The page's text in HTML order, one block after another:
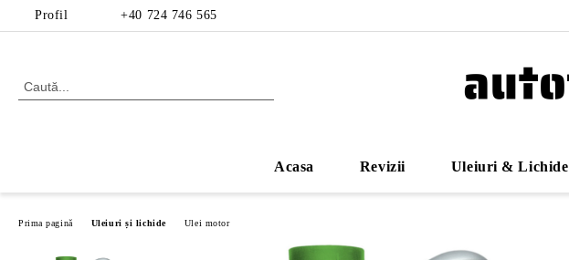
Profil +40 724 746 565
Acasa Revizii Uleiuri & Lichide
Prima pagină Uleiuri și lichide Ulei motor